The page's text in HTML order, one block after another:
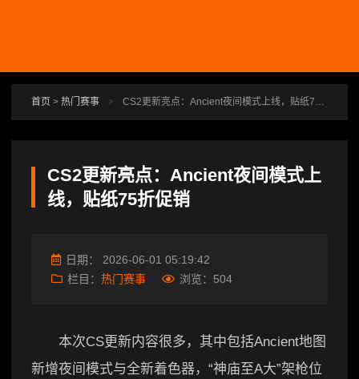
首页 > 热门赛事 > CS2更新亮点：Ancient夜间模式上线，贴纸75折促销
CS2更新亮点：Ancient夜间模式上
线，贴纸75折促销
日期： 2026-06-01 05:19:42
栏目： 热门赛事 浏览： 504
本次CS更新内容很多，其中包括Ancient地图
新增夜间模式与全新着色器，“神庙至A大”架枪位